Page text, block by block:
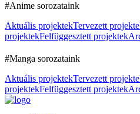
#Anime sorozataink
Aktuális projektekTervezett
projektekFelfüggesztett projektek
#Manga sorozataink
Aktuális projektekTervezett
projektekFelfüggesztett projektek